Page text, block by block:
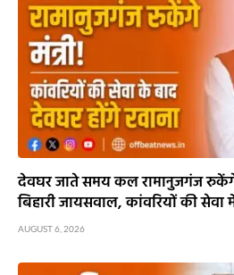
देवघर जाते समय कल रामानुजगंज रुकेंगे
बिहारी जायसवाल, कांवरियों की
AUGUST 6, 2026